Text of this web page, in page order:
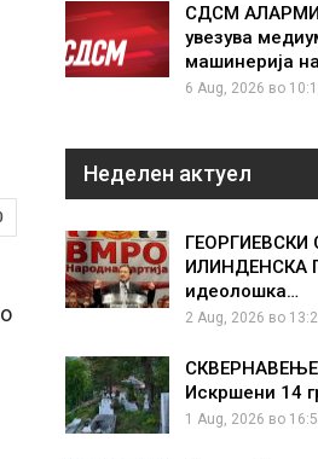
СДСМ
увезува
машинерија
6 Aug, 2026 во
Неделен актуел
ГЕОРГИЕВСКИ
ИЛИНДЕНСКА
идеолошка…
2 Aug, 2026 во
Искршени 14
1 Aug, 2026 во